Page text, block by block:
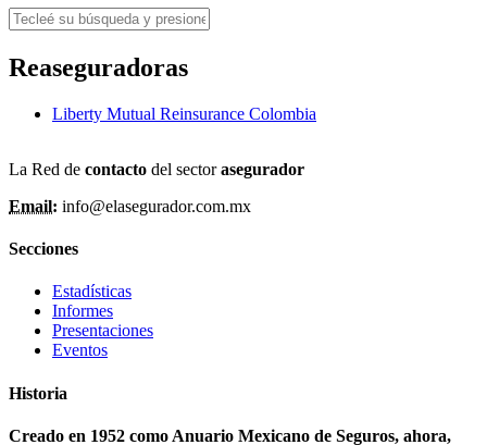
Reaseguradoras
Liberty Mutual Reinsurance Colombia
La Red de contacto del sectorasegurador
Email: info@elasegurador.com.mx
Secciones
Estadísticas
Informes
Presentaciones
Eventos
Historia
Creado en 1952 como Anuario Mexicano de Seguros, ahora,